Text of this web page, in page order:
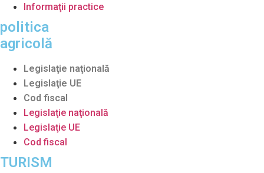
Informaţii practice
politica
agricolă
Legislaţie naţională
Legislaţie UE
Cod fiscal
Legislaţie naţională
Legislaţie UE
Cod fiscal
TURISM